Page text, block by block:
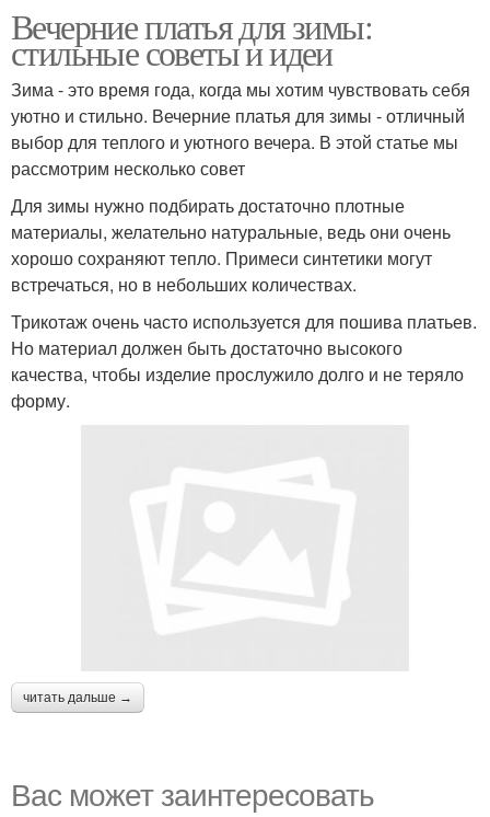
Вечерние платья для зимы:
стильные советы и идеи
Зима - это время года, когда мы хотим чувствовать себя
уютно и стильно. Вечерние платья для зимы - отличный
выбор для теплого и уютного вечера. В этой статье мы
рассмотрим несколько совет
Для зимы нужно подбирать достаточно плотные
материалы, желательно натуральные, ведь они очень
хорошо сохраняют тепло. Примеси синтетики могут
встречаться, но в небольших количествах.
Трикотаж очень часто используется для пошива платьев.
Но материал должен быть достаточно высокого
качества, чтобы изделие прослужило долго и не теряло
форму.
читать дальше →
Вас может заинтересовать